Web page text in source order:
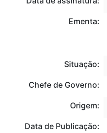
Ementa:
Situação:
Chefe de Governo:
Origem:
Data de Publicação: